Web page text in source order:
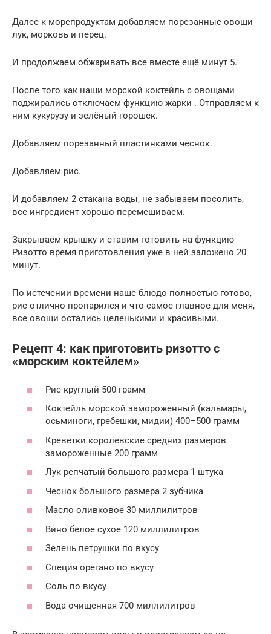
Далее к морепродуктам добавляем порезанные овощи
лук, морковь и перец.
И продолжаем обжаривать все вместе ещё минут 5.
После того как наши морской коктейль с овощами
поджирались отключаем функцию жарки . Отправляем к
ним кукурузу и зелёный горошек.
Добавляем порезанный пластинками чеснок.
Добавляем рис.
И добавляем 2 стакана воды, не забываем посолить,
все ингредиент хорошо перемешиваем.
Закрываем крышку и ставим готовить на функцию
Ризотто время приготовления уже в ней заложено 20
минут.
По истечении времени наше блюдо полностью готово,
рис отлично пропарился и что самое главное для меня,
все овощи остались целенькими и красивыми.
Рецепт 4: как приготовить ризотто с
«морским коктейлем»
Рис круглый 500 грамм
Коктейль морской замороженный (кальмары,
осьминоги, гребешки, мидии) 400–500 грамм
Креветки королевские средних размеров
замороженные 200 грамм
Лук репчатый большого размера 1 штука
Чеснок большого размера 2 зубчика
Масло оливковое 30 миллилитров
Вино белое сухое 120 миллилитров
Зелень петрушки по вкусу
Специя орегано по вкусу
Соль по вкусу
Вода очищенная 700 миллилитров